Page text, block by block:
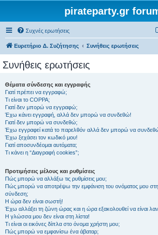
pirateparty.gr
Συχνές ερωτήσεις
Ευρετήριο Δ. Συζήτησης Συνήθεις ερωτήσεις
Συνήθεις ερωτήσεις
Θέματα σύνδεσης και εγγραφής
Γιατί πρέπει να εγγραφώ;
Τι είναι το COPPA;
Γιατί δεν μπορώ να εγγραφώ;
Έχω κάνει εγγραφή, αλλά δεν μπορώ να συνδεθώ!
Γιατί δεν μπορώ να συνδεθώ;
Έχω εγγραφεί κατά το παρελθόν αλλά δεν μπορώ να
Έχω ξεχάσει τον κωδικό μου!
Γιατί αποσυνδέομαι αυτόματα;
Τι κάνει η “Διαγραφή cookies”;
Προτιμήσεις μέλους και ρυθμίσεις
Πώς μπορώ να αλλάξω τις ρυθμίσεις μου;
Πώς μπορώ να αποτρέψω την εμφάνιση του ονόματος μου
σύνδεση;
Η ώρα δεν είναι σωστή!
Έχω αλλάξει τη ζώνη ώρας και η ώρα εξακολουθεί να είναι
Η γλώσσα μου δεν είναι στη λίστα!
Τι είναι οι εικόνες δίπλα στο όνομα χρήστη μου;
Πώς μπορώ να εμφανίσω ένα άβαταρ;